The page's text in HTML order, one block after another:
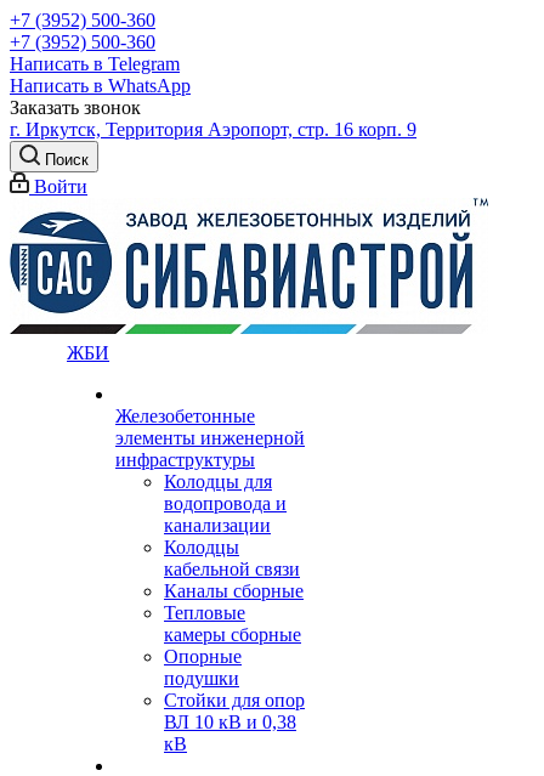
+7 (3952) 500-360
+7 (3952) 500-360
Написать в Telegram
Написать в WhatsApp
Заказать звонок
г. Иркутск, Территория Аэропорт, стр. 16 корп. 9
Поиск
Войти
ЖБИ
Железобетонные
элементы инженерной
инфраструктуры
Колодцы для
водопровода и
канализации
Колодцы
кабельной связи
Каналы сборные
Тепловые
камеры сборные
Опорные
подушки
Стойки для опор
ВЛ 10 кВ и 0,38
кВ